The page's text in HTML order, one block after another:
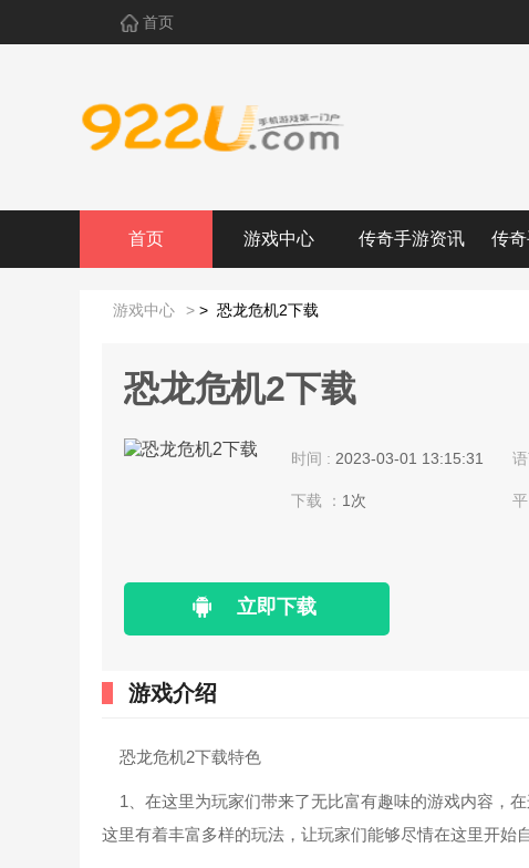
首页
首页 游戏中心 传奇手游资讯 传
>
游戏中心 > 恐龙危机2下载
恐龙危机2下载
时间 : 2023-03-01 13:15:31
下载 ： 1次 平
立即下载
游戏介绍
恐龙危机2下载特色
1、在这里为玩家们带来了无比富有趣味的游戏内容，
这里有着丰富多样的玩法，让玩家们能够尽情在这里开始